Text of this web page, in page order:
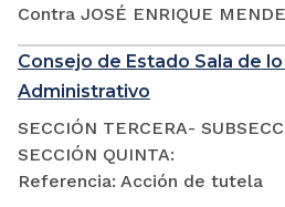
Contra JOSÉ ENRIQUE
Consejo de Estado Sala de
Administrativo
SECCIÓN TERCERA-
SECCIÓN QUINTA:
Referencia: Acción de tutela